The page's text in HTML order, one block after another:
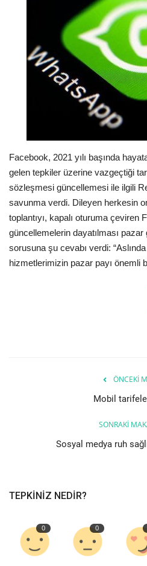
İngiltere
Pazaryeri
Kültür - Sanat
Firma Rehberi
Restoranlar
Sağlık
Facebook, 2021 yılı başında
gelen tepkiler üzerine vazgeçtiği
sözleşmesi güncellemesi ile ilgili
savunma verdi. Dileyen herkesin
toplantıyı, kapalı oturuma çeviren
güncellemelerin dayatılması
sorusuna şu cevabı verdi:
hizmetlerimizin pazar payı önemli
ÖNCEKI
Mobil
SONRAKI
Sosyal medya ruh
TEPKINIZ NEDIR?
0 0